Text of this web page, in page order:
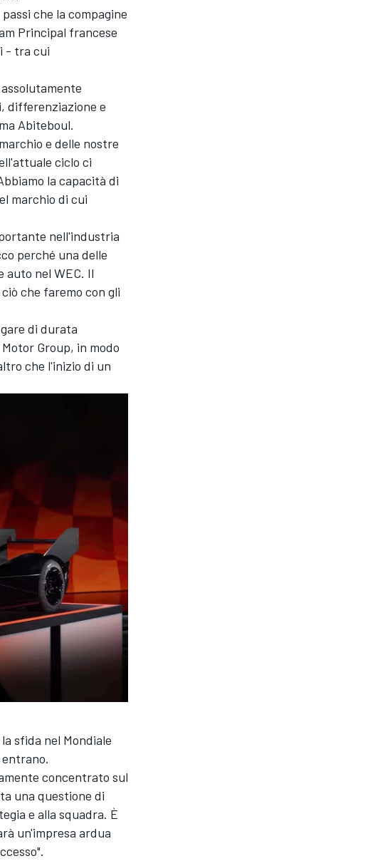
che la compagine
Principal francese
- tra cui
differenziazione e
Abiteboul.
e delle nostre
ciclo ci
la capacità di
marchio di cui
nell'industria
perché una delle
auto nel WEC. Il
che faremo con gli
di durata
Group, in modo
che l'inizio di un
sfida nel Mondiale
concentrato sul
una questione di
e alla squadra. È
un'impresa ardua